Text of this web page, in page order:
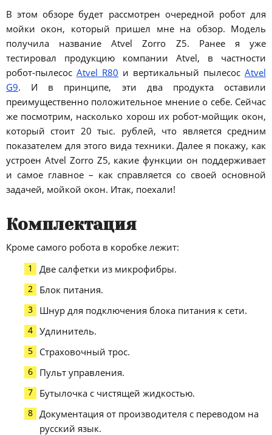
В этом обзоре будет рассмотрен очередной робот для
мойки окон, который пришел мне на обзор. Модель
получила название Atvel Zorro Z5. Ранее я уже
тестировал продукцию компании Atvel, в частности
робот-пылесос Atvel R80 и вертикальный пылесос Atvel
G9. И в принципе, эти два продукта оставили
преимущественно положительное мнение о себе. Сейчас
же посмотрим, насколько хорош их робот-мойщик окон,
который стоит 20 тыс. рублей, что является средним
показателем для этого вида техники. Далее я покажу, как
устроен Atvel Zorro Z5, какие функции он поддерживает
и самое главное – как справляется со своей основной
задачей, мойкой окон. Итак, поехали!
Комплектация
Кроме самого робота в коробке лежит:
Две салфетки из микрофибры.
Блок питания.
Шнур для подключения блока питания к сети.
Удлинитель.
Страховочный трос.
Пульт управления.
Бутылочка с чистящей жидкостью.
Документация от производителя с переводом на
русский язык.